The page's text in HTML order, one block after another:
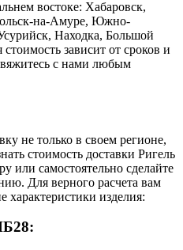
востоке: Хабаровск,
на-Амуре, Южно-
Находка, Большой
зависит от сроков и
с нами любым
не только в своем регионе,
стоимость доставки Ригель
или самостоятельно сделайте
Для верного расчета вам
характеристики изделия: